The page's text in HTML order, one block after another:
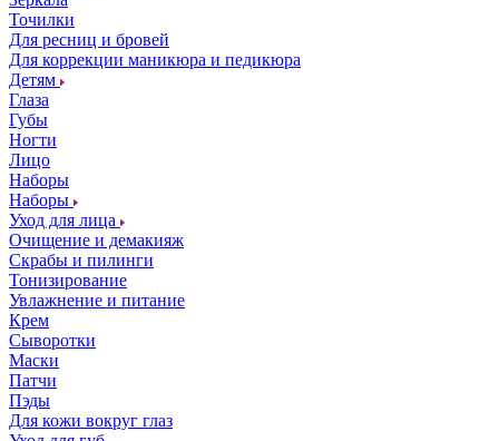
Точилки
Для ресниц и бровей
Для коррекции маникюра и педикюра
Детям
Глаза
Губы
Ногти
Лицо
Наборы
Наборы
Уход для лица
Очищение и демакияж
Скрабы и пилинги
Тонизирование
Увлажнение и питание
Крем
Сыворотки
Маски
Патчи
Пэды
Для кожи вокруг глаз